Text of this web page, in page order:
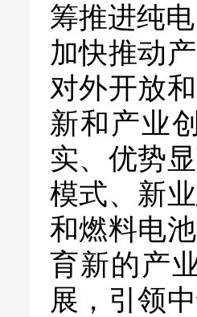
筹推进纯
加快推动
对外开放
新和产业
实、优势
模式、新
和燃料电
育新的产
展，引领